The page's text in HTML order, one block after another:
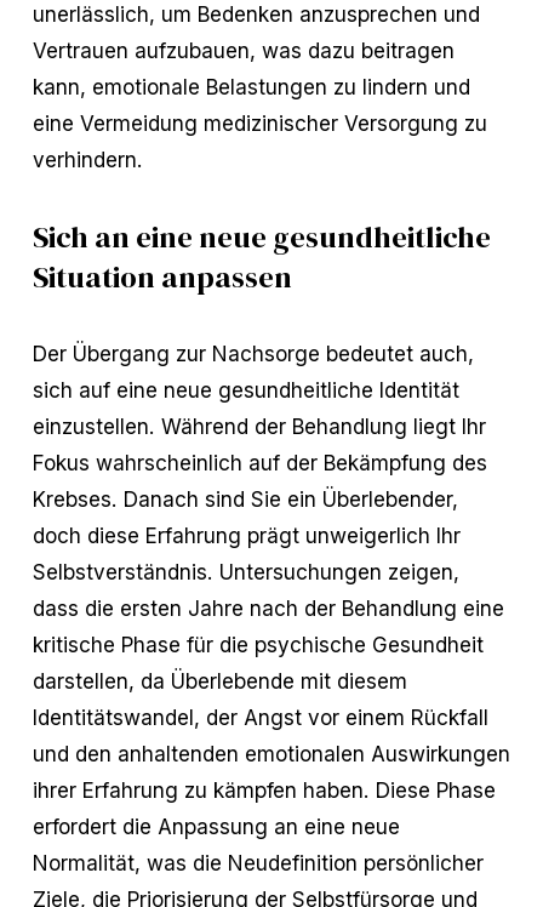
unerlässlich, um Bedenken anzusprechen und
Vertrauen aufzubauen, was dazu beitragen
kann, emotionale Belastungen zu lindern und
eine Vermeidung medizinischer Versorgung zu
verhindern.
Sich an eine neue gesundheitliche
Situation anpassen
Der Übergang zur Nachsorge bedeutet auch,
sich auf eine neue gesundheitliche Identität
einzustellen. Während der Behandlung liegt Ihr
Fokus wahrscheinlich auf der Bekämpfung des
Krebses. Danach sind Sie ein Überlebender,
doch diese Erfahrung prägt unweigerlich Ihr
Selbstverständnis. Untersuchungen zeigen,
dass die ersten Jahre nach der Behandlung eine
kritische Phase für die psychische Gesundheit
darstellen, da Überlebende mit diesem
Identitätswandel, der Angst vor einem Rückfall
und den anhaltenden emotionalen Auswirkungen
ihrer Erfahrung zu kämpfen haben. Diese Phase
erfordert die Anpassung an eine neue
Normalität, was die Neudefinition persönlicher
Ziele, die Priorisierung der Selbstfürsorge und